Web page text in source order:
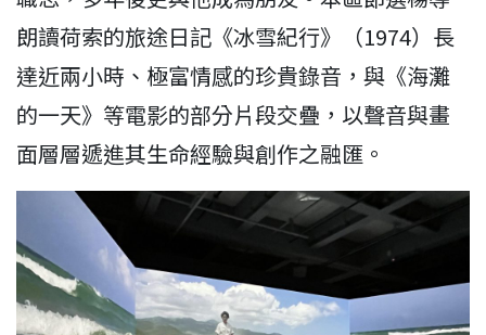
朗讀荷索的旅途日記《冰雪紀行》（1974）長
達近兩小時、極富情感的珍貴錄音，與《海灘
的一天》等電影的部分片段交疊，以聲音與畫
面層層遞進其生命經驗與創作之融匯。